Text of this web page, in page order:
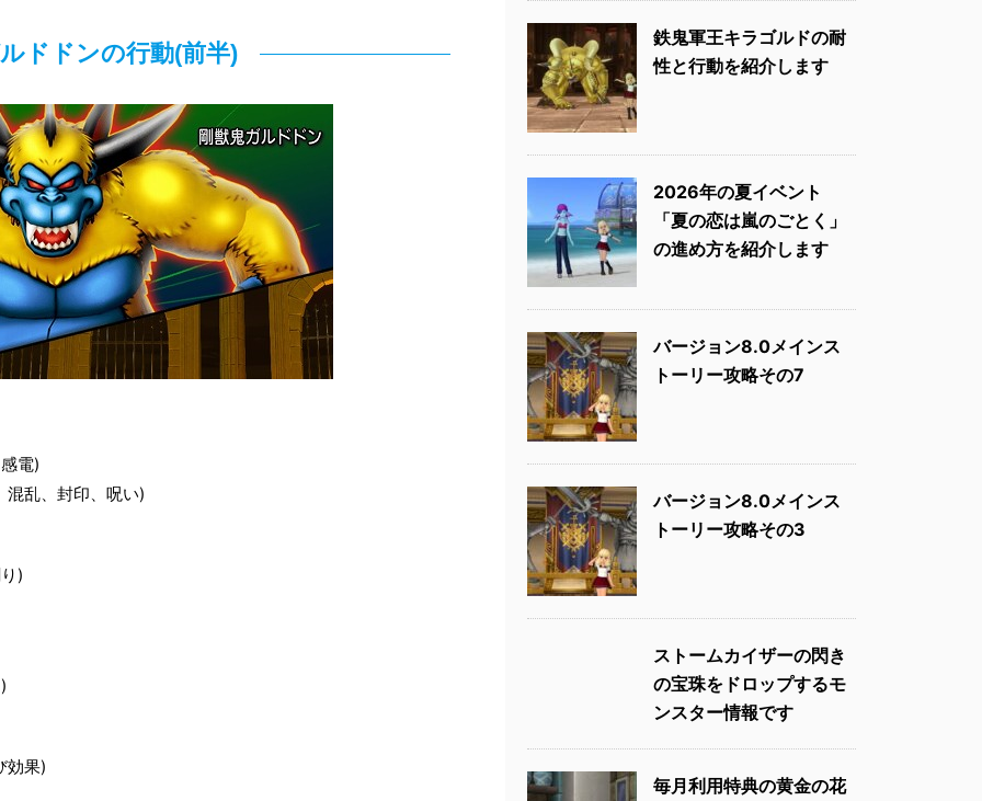
ドドンの行動(前半)
電)
混乱、封印、呪い)
)
効果)
鉄鬼軍王キラゴルドの耐
性と行動を紹介します
2026年の夏イベント
「夏の恋は嵐のごとく」
の進め方を紹介します
バージョン8.0メインス
トーリー攻略その7
バージョン8.0メインス
トーリー攻略その3
ストームカイザーの閃き
の宝珠をドロップするモ
ンスター情報です
毎月利用特典の黄金の花